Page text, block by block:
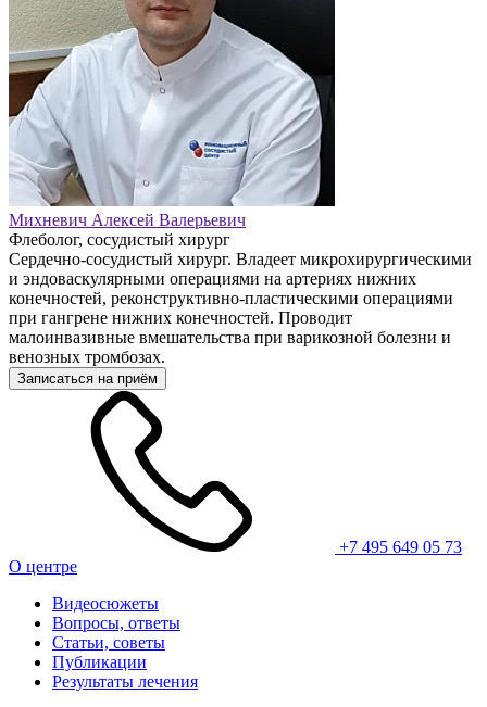
Михневич Алексей Валерьевич
Флеболог, сосудистый хирург
Сердечно-сосудистый хирург. Владеет микрохирургическими
и эндоваскулярными операциями на артериях нижних
конечностей, реконструктивно-пластическими операциями
при гангрене нижних конечностей. Проводит
малоинвазивные вмешательства при варикозной болезни и
венозных тромбозах.
Записаться на приём
+7 495 649 05 73
О центре
Видеосюжеты
Вопросы, ответы
Статьи, советы
Публикации
Результаты лечения